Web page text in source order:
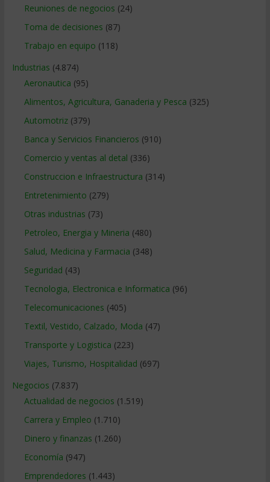
Reuniones de negocios (24)
Toma de decisiones (87)
Trabajo en equipo (118)
Industrias (4.874)
Aeronautica (95)
Alimentos, Agricultura, Ganaderia y Pesca (325)
Automotriz(379)
Banca y Servicios Financieros (910)
Comercio y ventas al detal (336)
Construccion e Infraestructura (314)
Entretenimiento (279)
Otras industrias (73)
Petroleo, Energia y Mineria (480)
Salud, Medicina y Farmacia (348)
Seguridad (43)
Tecnologia, Electronica e Informatica (96)
Telecomunicaciones (405)
Textil, Vestido, Calzado, Moda (47)
Transporte y Logistica (223)
Viajes, Turismo, Hospitalidad (697)
Negocios (7.837)
Actualidad de negocios (1.519)
Carrera y Empleo (1.710)
Dinero y finanzas (1.260)
Economía (947)
Emprendedores (1.443)